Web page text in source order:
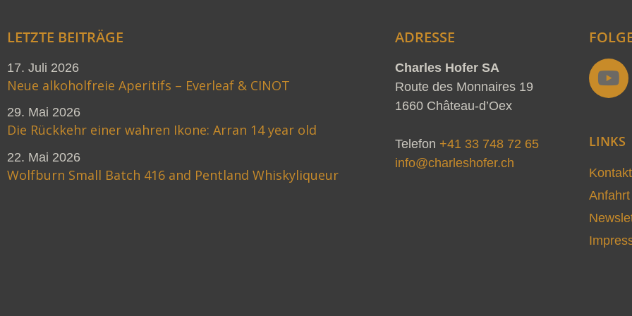
LETZTE BEITRÄGE
17. Juli 2026
Neue alkoholfreie Aperitifs – Everleaf & CINOT
29. Mai 2026
Die Rückkehr einer wahren Ikone: Arran 14 year old
22. Mai 2026
Wolfburn Small Batch 416 and Pentland Whiskyliqueur
ADRESSE
Charles Hofer SA
Route des Monnaires 19
1660 Château-d’Oex
Telefon +41 33 748 72 65
info@charleshofer.ch
Y
o
u
b
e
LINKS
Kontakt
Anfahrt